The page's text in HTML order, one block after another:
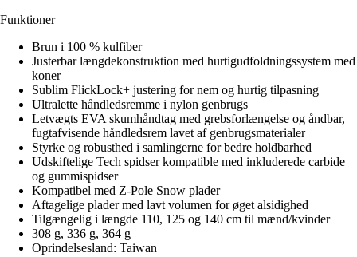
Funktioner
Brun i 100 % kulfiber
Justerbar længdekonstruktion med hurtigudfoldningssystem med
koner
Sublim FlickLock+ justering for nem og hurtig tilpasning
Ultralette håndledsremme i nylon genbrugs
Letvægts EVA skumhåndtag med grebsforlængelse og åndbar,
fugtafvisende håndledsrem lavet af genbrugsmaterialer
Styrke og robusthed i samlingerne for bedre holdbarhed
Udskiftelige Tech spidser kompatible med inkluderede carbide
og gummispidser
Kompatibel med Z-Pole Snow plader
Aftagelige plader med lavt volumen for øget alsidighed
Tilgængelig i længde 110, 125 og 140 cm til mænd/kvinder
308 g, 336 g, 364 g
Oprindelsesland: Taiwan